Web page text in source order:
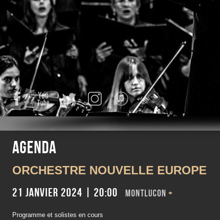
FacebookYouTube Twitter InstagramiTunes
Agenda
ORCHESTRE NOUVELLE EUROPE
21 janvier 2024 | 20:00 MONTLUCON +
Programme et solistes en cours